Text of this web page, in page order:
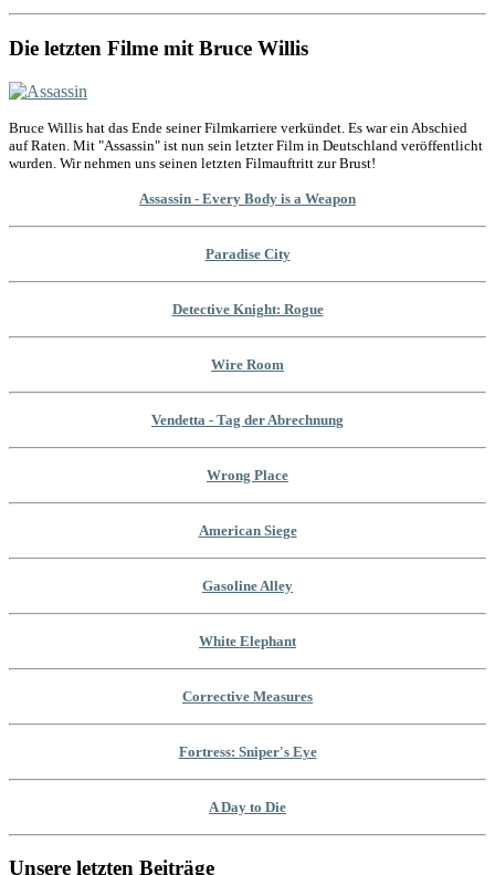
Die letzten Filme mit Bruce Willis
Bruce Willis hat das Ende seiner Filmkarriere verkündet. Es war ein Abschied
auf Raten. Mit "Assassin" ist nun sein letzter Film in Deutschland veröffentlicht
wurden. Wir nehmen uns seinen letzten Filmauftritt zur Brust!
Assassin - Every Body is a Weapon
Paradise City
Detective Knight: Rogue
Wire Room
Vendetta - Tag der Abrechnung
Wrong Place
American Siege
Gasoline Alley
White Elephant
Corrective Measures
Fortress: Sniper's Eye
A Day to Die
Unsere letzten Beiträge